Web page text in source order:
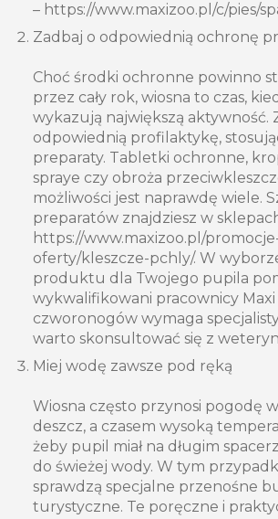
– https://www.maxizoo.pl/c/pies/
Zadbaj o odpowiednią ochronę
Choć środki ochronne powinno
przez cały rok, wiosna to czas,
wykazują największą aktywność.
odpowiednią profilaktykę,
preparaty. Tabletki ochronne,
spraye czy obroża
możliwości jest naprawdę wiele.
preparatów znajdziesz w
https://www.maxizoo.pl/
oferty/kleszcze-pchly/. W
produktu dla Twojego pupila
wykwalifikowani pracownicy Maxi
czworonogów wymaga
warto skonsultować się z
Miej wodę zawsze pod ręką
Wiosna często przynosi pogodę
deszcz, a czasem wysoką
żeby pupil miał na długim
do świeżej wody. W tym
sprawdzą specjalne przenośne
turystyczne. Te poręczne i